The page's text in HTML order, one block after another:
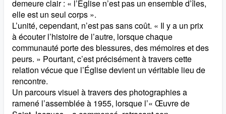
demeure clair : « l’Église n’est pas un ensemble d’îles,
elle est un seul corps ».
L’unité, cependant, n’est pas sans coût. « Il y a un prix
à écouter l’histoire de l’autre, lorsque chaque
communauté porte des blessures, des mémoires et des
peurs. » Pourtant, c’est précisément à travers cette
relation vécue que l’Église devient un véritable lieu de
rencontre.
Un parcours visuel à travers des photographies a
ramené l’assemblée à 1955, lorsque l’« Œuvre de